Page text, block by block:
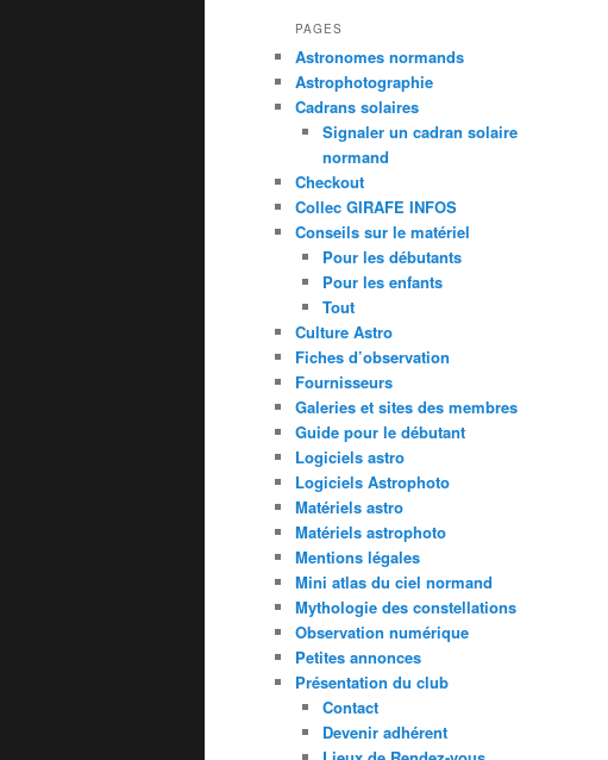
PAGES
Astronomes normands
Astrophotographie
Cadrans solaires
Signaler un cadran solaire
normand
Checkout
Collec GIRAFE INFOS
Conseils sur le matériel
Pour les débutants
Pour les enfants
Tout
Culture Astro
Fiches d’observation
Fournisseurs
Galeries et sites des membres
Guide pour le débutant
Logiciels astro
Logiciels Astrophoto
Matériels astro
Matériels astrophoto
Mentions légales
Mini atlas du ciel normand
Mythologie des constellations
Observation numérique
Petites annonces
Présentation du club
Contact
Devenir adhérent